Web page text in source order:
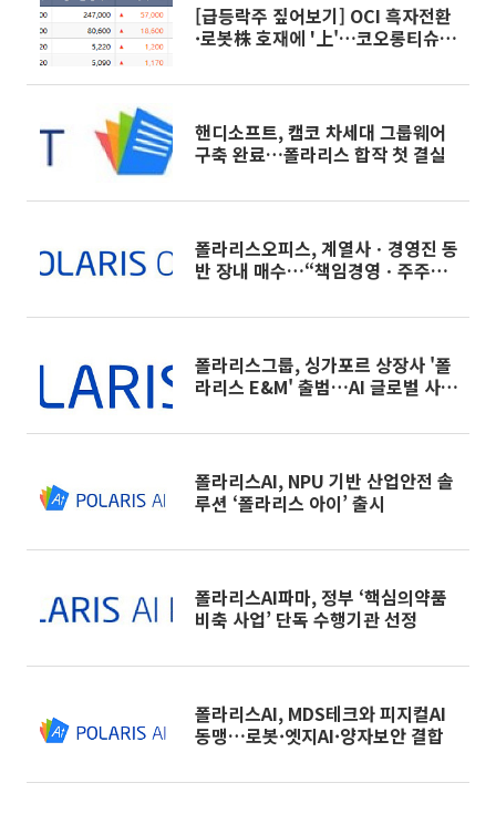
[급등락주 짚어보기] OCI 흑자전환
·로봇株 호재에 '上'…코오롱티슈
핸디소프트, 캠코 차세대 그룹웨어
구축 완료…폴라리스 합작 첫 결실
폴라리스오피스, 계열사ㆍ경영진 동
반 장내 매수…“책임경영ㆍ주주가
폴라리스그룹, 싱가포르 상장사 '폴
라리스 E&M' 출범…AI 글로벌 사업
폴라리스AI, NPU 기반 산업안전 솔
루션 ‘폴라리스 아이’ 출시
폴라리스AI파마, 정부 ‘핵심의약품
비축 사업’ 단독 수행기관 선정
폴라리스AI, MDS테크와 피지컬AI
동맹…로봇·엣지AI·양자보안 결합